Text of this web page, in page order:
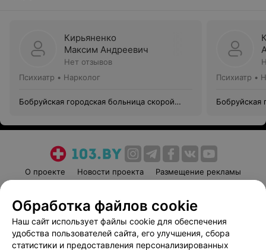
Кирьяненко
Максим Андреевич
Нет отзывов
Психиатр • Нарколог
Бобруйская городская больница скорой
Психиатр •
Бобруйская
О проекте Новости проекта
Размещение рекламы
Пользовательское соглашение
Способы оплаты
Вакансии
Партнеры
Написать руководителю 103.by
Обработка файлов cookie
Наш сайт использует файлы cookie для обеспечения
удобства пользователей сайта, его улучшения, сбора
статистики и предоставления персонализированных